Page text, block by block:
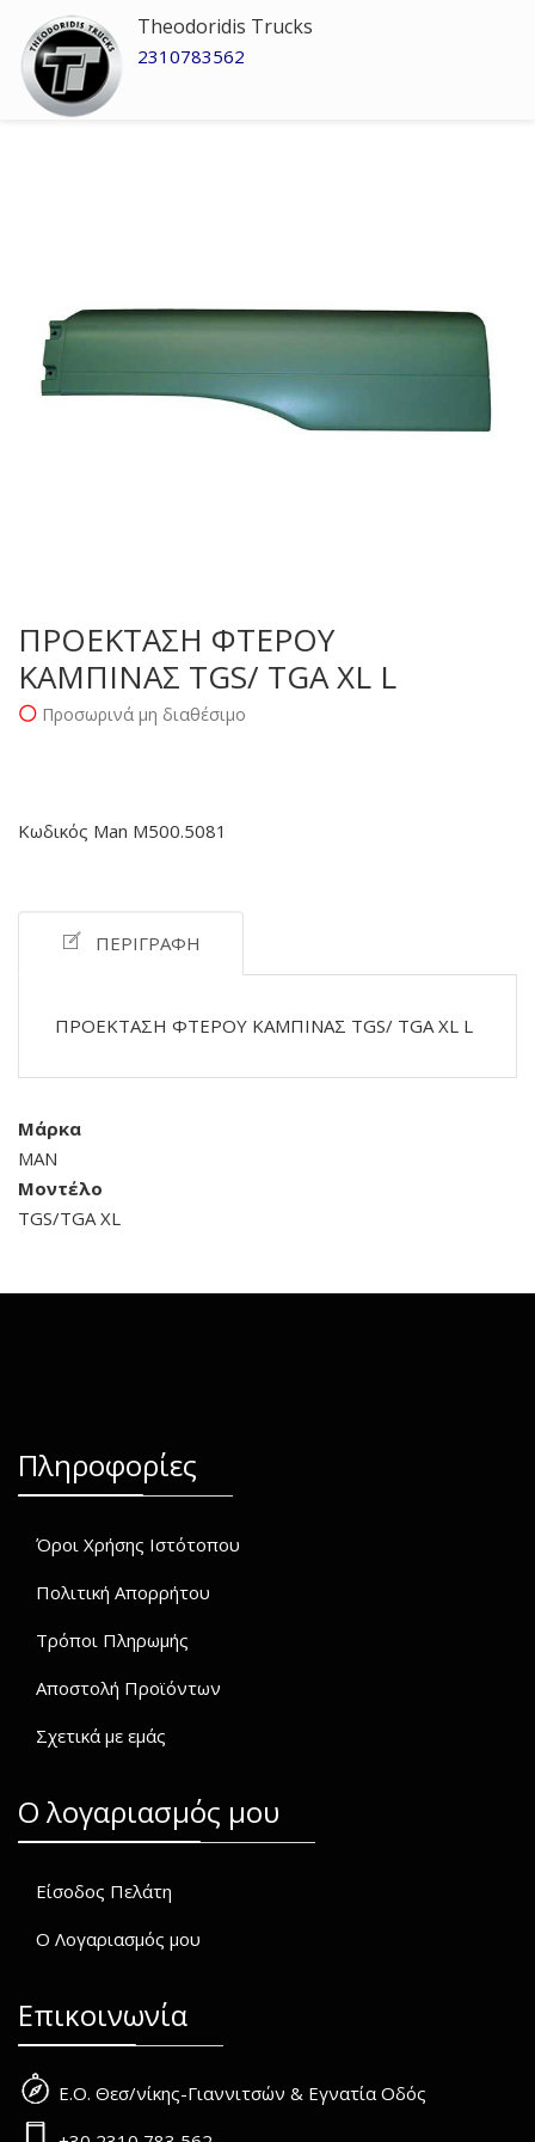
Theodoridis Trucks
2310783562
ΠΡΟΕΚΤΑΣΗ ΦΤΕΡΟΥ
ΚΑΜΠΙΝΑΣ TGS/ TGA XL L
Προσωρινά μη διαθέσιμο
Κωδικός Man M500.5081
ΠΕΡΙΓΡΑΦΉ
ΠΡΟΕΚΤΑΣΗ ΦΤΕΡΟΥ ΚΑΜΠΙΝΑΣ TGS/ TGA XL L
Μάρκα
MAN
Μοντέλο
TGS/TGA XL
Πληροφορίες
Όροι Χρήσης Ιστότοπου
Πολιτική Απορρήτου
Τρόποι Πληρωμής
Αποστολή Προϊόντων
Σχετικά με εμάς
O λογαριασμός μου
Είσοδος Πελάτη
Ο Λογαριασμός μου
Επικοινωνία
Ε.Ο. Θεσ/νίκης-Γιαννιτσών & Εγνατία Οδός